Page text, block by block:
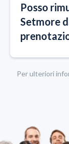
Posso
Setmore
Per ulteriori